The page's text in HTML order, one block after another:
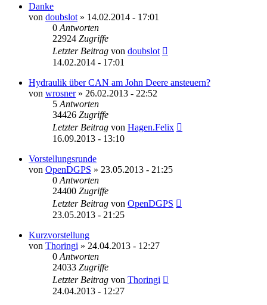
Danke
von doubslot » 14.02.2014 - 17:01
0 Antworten
22924 Zugriffe
Letzter Beitrag von doubslot
14.02.2014 - 17:01
Hydraulik über CAN am John Deere ansteuern?
von wrosner» 26.02.2013 - 22:52
5 Antworten
34426 Zugriffe
Letzter Beitrag von Hagen.Felix
16.09.2013 - 13:10
Vorstellungsrunde
von OpenDGPS » 23.05.2013 - 21:25
0 Antworten
24400 Zugriffe
Letzter Beitrag von OpenDGPS
23.05.2013 - 21:25
Kurzvorstellung
von Thoringi » 24.04.2013 - 12:27
0 Antworten
24033 Zugriffe
Letzter Beitrag von Thoringi
24.04.2013 - 12:27